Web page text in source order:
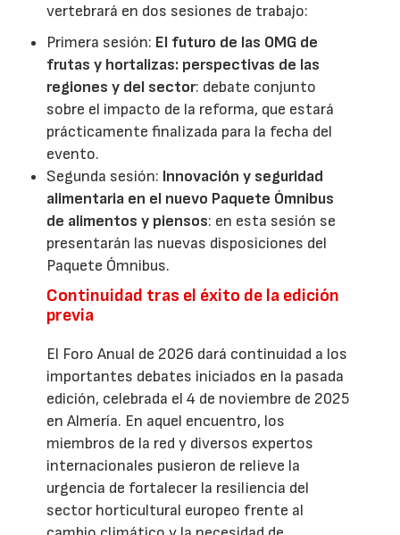
vertebrará en dos sesiones de trabajo:
Primera sesión: El futuro de las OMG de
frutas y hortalizas: perspectivas de las
regiones y del sector: debate conjunto
sobre el impacto de la reforma, que estará
prácticamente finalizada para la fecha del
evento.
Segunda sesión: Innovación y seguridad
alimentaria en el nuevo Paquete Ómnibus
de alimentos y piensos: en esta sesión se
presentarán las nuevas disposiciones del
Paquete Ómnibus.
Continuidad tras el éxito de la edición
previa
El Foro Anual de 2026 dará continuidad a los
importantes debates iniciados en la pasada
edición, celebrada el 4 de noviembre de 2025
en Almería. En aquel encuentro, los
miembros de la red y diversos expertos
internacionales pusieron de relieve la
urgencia de fortalecer la resiliencia del
sector horticultural europeo frente al